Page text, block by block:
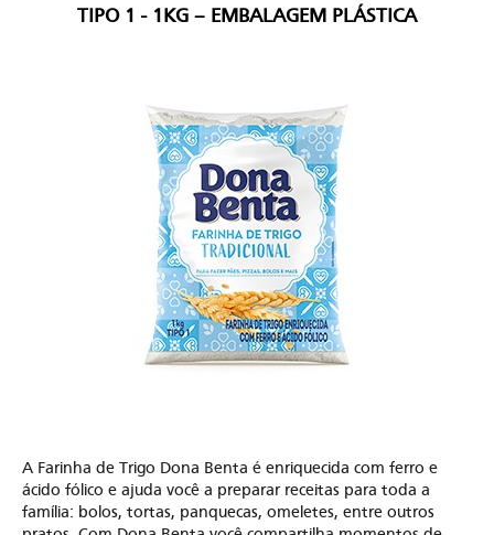
TIPO 1 - 1KG – EMBALAGEM PLÁSTICA
A Farinha de Trigo Dona Benta é enriquecida com ferro e
ácido fólico e ajuda você a preparar receitas para toda a
família: bolos, tortas, panquecas, omeletes, entre outros